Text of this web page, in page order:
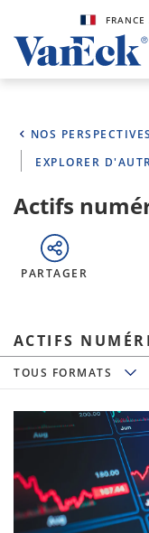
FRANCE
NOS PERSPECTIVES
EXPLORER
Actifs
PARTAGER
ACTIFS
TOUS FORMATS
TOUS FORMATS